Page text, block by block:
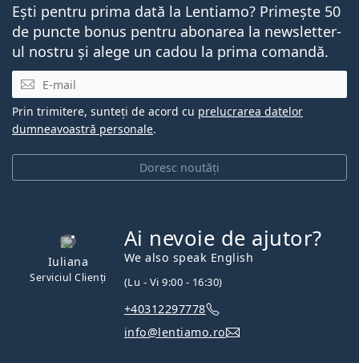
Ești pentru prima dată la Lentiamo? Primește 50
de puncte bonus pentru abonarea la newsletter-
ul nostru și alege un cadou la prima comandă.
E-mail
Doresc noutăți
Prin trimitere, sunteți de acord cu prelucrarea datelor
dumneavoastră personale.
Iuliana
Serviciul Clienți
Ai nevoie de ajutor?
We also speak English
(Lu - Vi 9:00 - 16:30)
+40312297778
info@lentiamo.ro